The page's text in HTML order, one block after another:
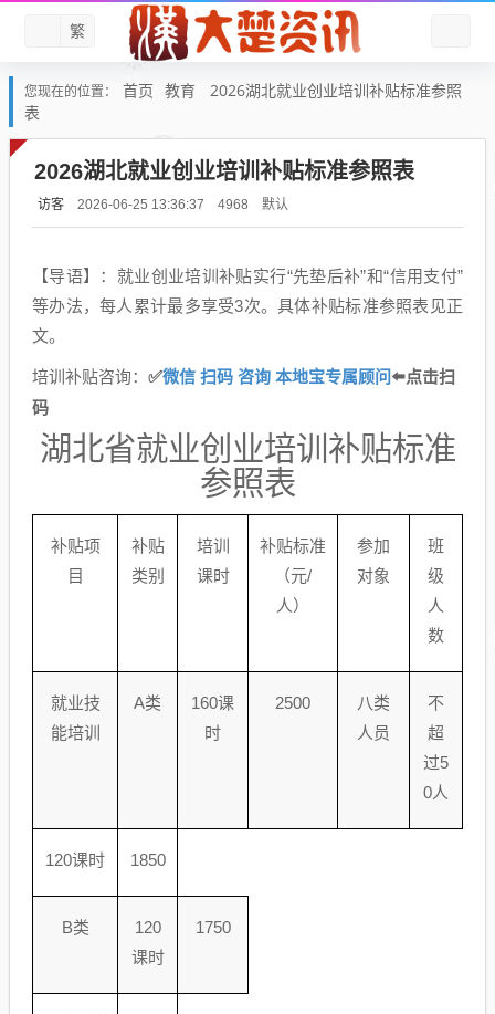
繁
您现在的位置： 首页 教育
2026湖北就业创业培训补贴标准参照
表
2026湖北就业创业培训补贴标准参照表
访客 2026-06-25 13:36:37 4968 默认
【导语】：就业创业培训补贴实行“先垫后补”和“信用支付”
等办法，每人累计最多享受3次。具体补贴标准参照表见正
文。
培训补贴咨询： ✅️微信 扫码 咨询 本地宝专属顾问 ⬅️点击扫
码
湖北省就业创业培训补贴标准
参照表
补贴项
目
补贴
类别
培训
课时
补贴标准
（元/
人）
参加
对象
班
级
人
数
就业技
能培训
A类 160课
时
2500
八类
人员
不
超
过5
0人
120课时 1850
B类
120
课时
1750